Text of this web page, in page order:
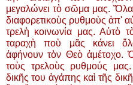
μεγαλώνει τὸ σῶμα μας.
διαφορετικοὺς ρυθμοὺς ἀπ'
τρελὴ κοινωνία μας. Αὐτὸ
ταραχὴ ποὺ μᾶς κάνει
ἀφήνουν τὸν Θεὸ ἀμέτοχο.
τοὺς τρελοὺς ρυθμούς
δικῆς του ἀγάπης καὶ τῆς